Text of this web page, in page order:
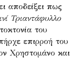
αποδείξει πως
Τριαντάφυλλο
του
επιρροή του
Χρηστομάνο και